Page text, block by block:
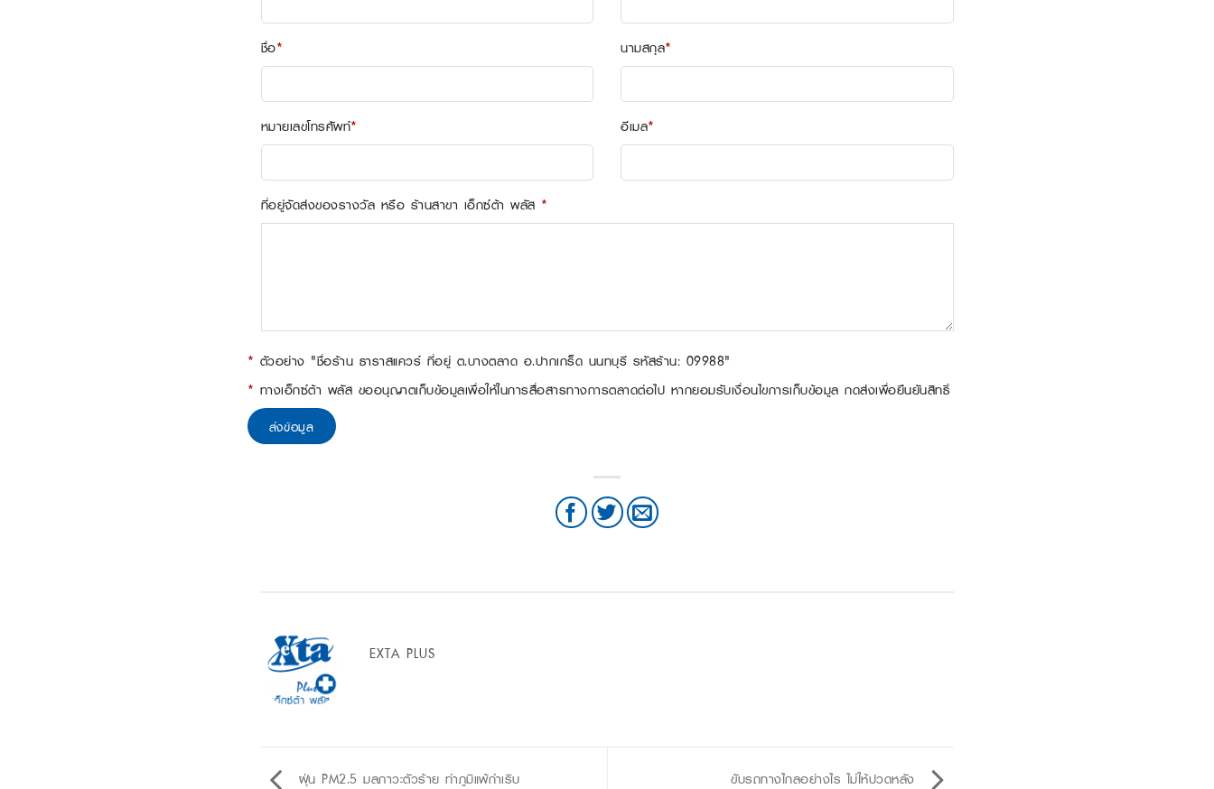
ชื่อ* นามสกุล*
หมายเลขโทรศัพท์* อีเมล*
ที่อยู่จัดส่งของรางวัล หรือ ร้านสาขา เอ็กซ์ต้า พลัส *
* ตัวอย่าง "ชื่อร้าน ธาราสแควร์ ที่อยู่ ต.บางตลาด อ.ปากเกร็ด นนทบุรี รหัสร้าน: 09988"
* ทางเอ็กซ์ต้า พลัส ขออนุญาตเก็บข้อมูลเพื่อให้ในการสื่อสารทางการตลาดต่อไป หากยอมรับเงื่อนไขการเก็บข้อมูล กดส่งเพื่อยืนยันสิทธิ์
EXTA PLUS
ฝุ่น PM2.5 มลภาวะตัวร้าย ทำภูมิแพ้กำเริบ ขับรถทางไกลอย่างไร ไม่ให้ปวดหลัง